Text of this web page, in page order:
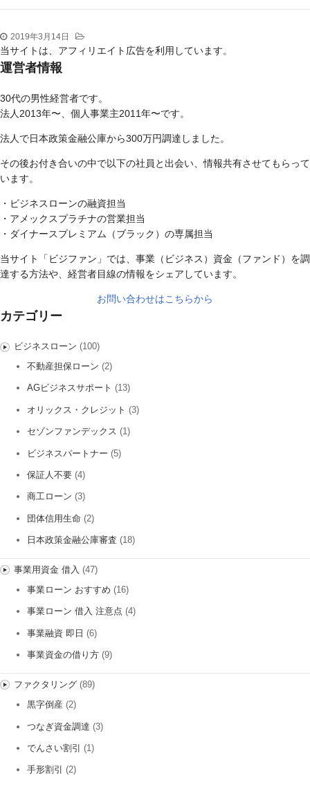
2019年3月14日
当サイトは、アフィリエイト広告を利用しています。
運営者情報
30代の男性経営者です。
法人2013年〜、個人事業主2011年〜です。
法人で日本政策金融公庫から300万円調達しました。
その後お付き合いの中で以下の社員と出会い、情報共有させてもらって
います。
・ビジネスローンの融資担当
・アメックスプラチナの営業担当
・ダイナースプレミアム（ブラック）の専属担当
当サイト「ビジファン」では、事業（ビジネス）資金（ファンド）を調
達する方法や、経営者目線の情報をシェアしています。
お問い合わせはこちらから
カテゴリー
ビジネスローン (100)
不動産担保ローン (2)
AGビジネスサポート (13)
オリックス・クレジット (3)
セゾンファンデックス (1)
ビジネスパートナー (5)
保証人不要 (4)
商工ローン (3)
団体信用生命 (2)
日本政策金融公庫審査 (18)
事業用資金 借入 (47)
事業ローン おすすめ (16)
事業ローン 借入 注意点 (4)
事業融資 即日 (6)
事業資金の借り方 (9)
ファクタリング(89)
黒字倒産 (2)
つなぎ資金調達 (3)
でんさい割引 (1)
手形割引 (2)